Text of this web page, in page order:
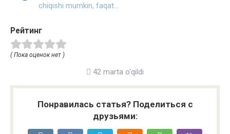
chiqishi mumkin, faqat…
Рейтинг
( Пока оценок нет )
42 marta o'qildi
Понравилась статья? Поделиться с
друзьями: